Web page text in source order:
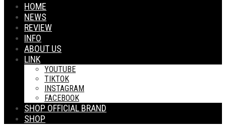
HOME
NEWS
REVIEW
INFO
ABOUT US
LINK
YOUTUBE
TIKTOK
INSTAGRAM
FACEBOOK
SHOP OFFICIAL BRAND
SHOP